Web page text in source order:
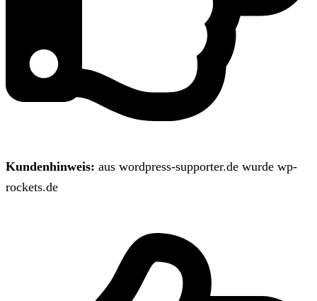
Kundenhinweis: aus wordpress-supporter.de wurde wp-
rockets.de